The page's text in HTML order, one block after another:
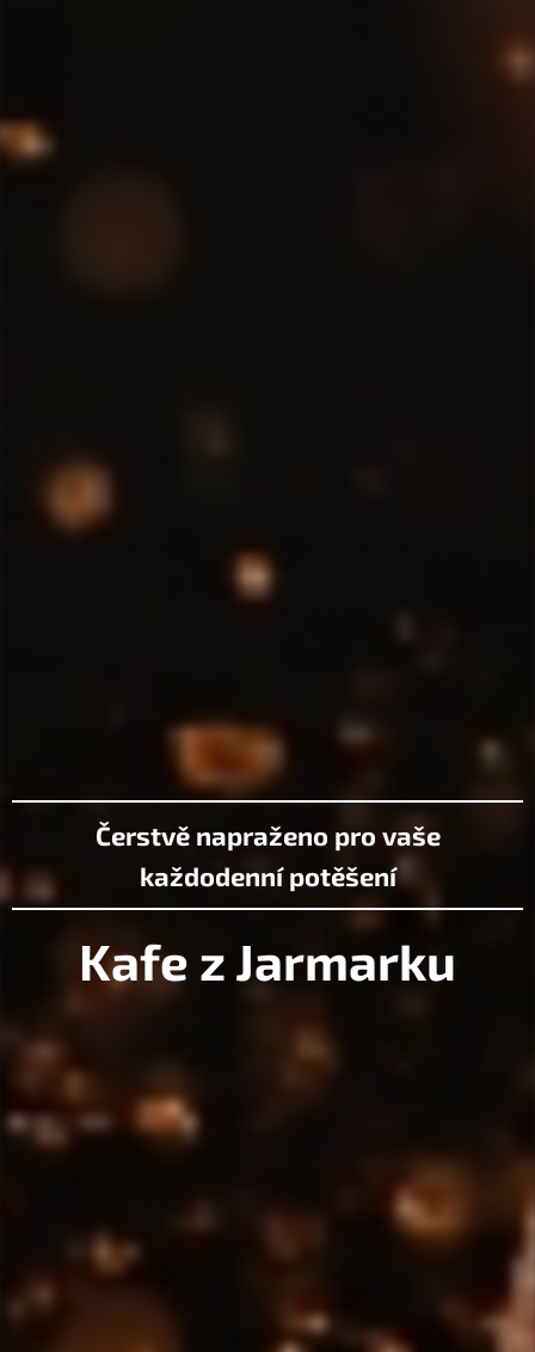
Čerstvě napraženo pro vaše
každodennípotěšení
Kafe z Jarmarku